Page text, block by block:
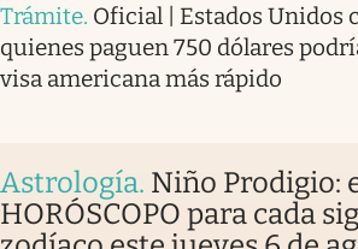
Trámite. Oficial | Estados Unidos
quienes paguen 750 dólares
visa americana más rápido
Astrología. Niño Prodigio:
HORÓSCOPO para cada